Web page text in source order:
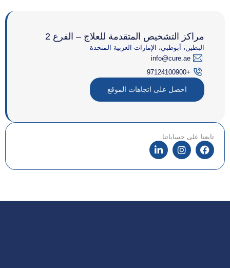
مراكز التشخيص المتقدمة للعلاج – الفرع 2
البطين، أبوظبي، الإمارات العربية المتحدة
info@cure.ae
+97124100900
احصل على اتجاهات الموقع
تابعنا على حساباتنا
ف
ي
ب
ا
ن
ت
ا
ل
ي
ك
ن